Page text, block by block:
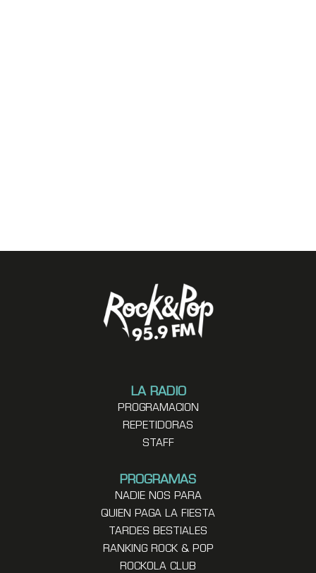
LA RADIO
PROGRAMACION
REPETIDORAS
STAFF
PROGRAMAS
NADIE NOS PARA
QUIEN PAGA LA FIESTA
TARDES BESTIALES
RANKING ROCK & POP
ROCKOLA CLUB